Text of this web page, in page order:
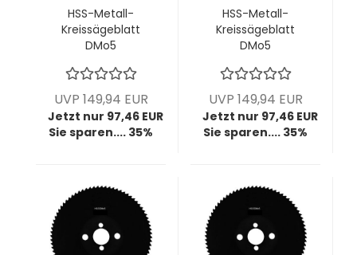
HSS-Metall-
Kreissägeblatt
DMo5
200x2,0x32 mm,
z128, BW T4,9, VPE
= 1 Stück
UVP 149,94 EUR
Jetzt nur 97,46 EUR
Sie sparen.... 35%
HSS-Metall-
Kreissägeblatt
DMo5
200x2,0x32 mm,
z200, BW T3, VPE =
1 Stück
UVP 149,94 EUR
Jetzt nur 97,46 EUR
Sie sparen.... 35%